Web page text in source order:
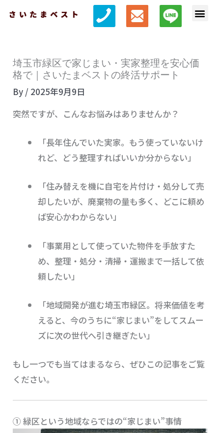
メ
埼玉市緑区で家じまい・実家整理を安心価
格で｜さいたまベストの終活サポート
By / 2025年9月9日
突然ですが、こんなお悩みはありませんか？
「長年住んでいた実家。もう使っていないけ
れど、どう整理すればいいか分からない」
「住み替えを機に自宅を片付け・処分して売
却したいが、廃棄物の量も多く、どこに頼め
ば安心かわからない」
「事業用として使っていた物件を手放すた
め、整理・処分・清掃・運搬まで一括して依
頼したい」
「地域開発が進む埼玉市緑区。将来価値を考
えると、今のうちに“家じまい”をしてスムー
ズに次の世代へ引き継ぎたい」
もし一つでも当てはまるなら、ぜひこの記事をご覧
ください。
① 緑区という地域ならではの“家じまい”事情